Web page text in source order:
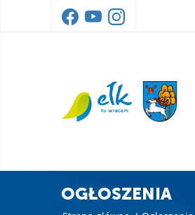
OGŁOSZENIA